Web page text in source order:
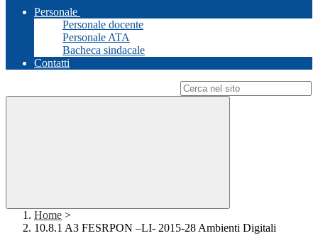
Personale
Personale docente
Personale ATA
Bacheca sindacale
Contatti
Home >
10.8.1 A3 FESRPON –LI- 2015-28 Ambienti Digitali